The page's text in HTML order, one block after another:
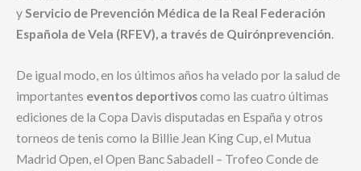
yServicio de Prevención Médica de la Real Federación
Española de Vela (RFEV), a través de Quirónprevención.
De igual modo, en los últimos años ha velado por la salud de
importantes eventos deportivoscomo las cuatro últimas
ediciones de la Copa Davis disputadas en España y otros
torneos de tenis como la Billie Jean King Cup, el Mutua
Madrid Open, el Open Banc Sabadell – Trofeo Conde de